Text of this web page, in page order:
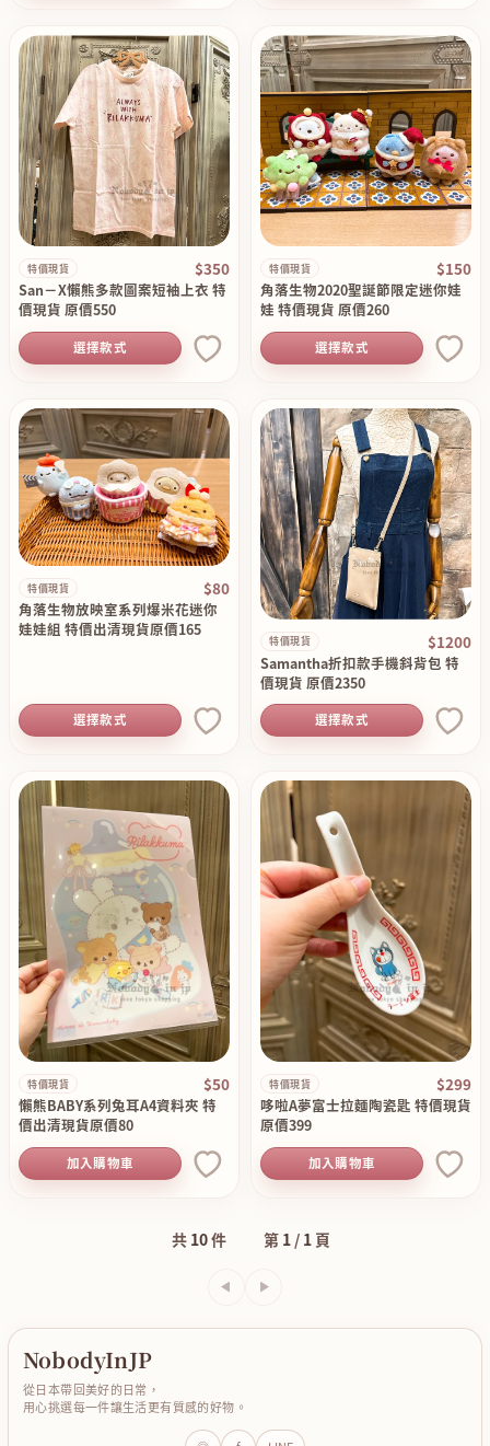
特價現貨 $350
San－X懶熊多款圖案短袖上衣 特
價現貨 原價550
選擇款式
特價現貨 $150
角落生物2020聖誕節限定迷你娃
娃 特價現貨 原價260
選擇款式
特價現貨 $80
角落生物放映室系列爆米花迷你
娃娃組 特價出清現貨原價165
選擇款式
特價現貨 $1200
Samantha折扣款手機斜背包 特
價現貨 原價2350
選擇款式
特價現貨 $50
懶熊BABY系列兔耳A4資料夾 特
價出清現貨原價80
加入購物車
特價現貨 $299
哆啦A夢富士拉麵陶瓷匙 特價現貨
原價399
加入購物車
共 10件 第 1 / 1 頁
上一頁下一頁
NobodyInJP
從日本帶回美好的日常，
用心挑選每一件讓生活更有質感的好物。